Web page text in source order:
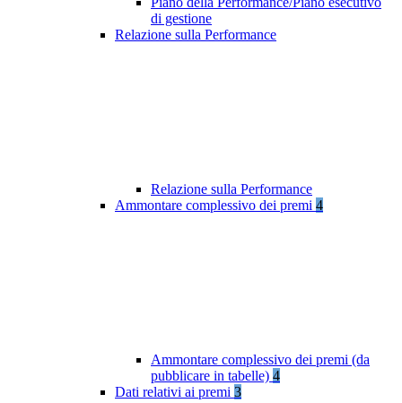
di gestione
Relazione sulla Performance
Relazione sulla Performance
Ammontare complessivo dei premi 4
Ammontare complessivo dei premi (da
pubblicare in tabelle) 4
Dati relativi ai premi 3